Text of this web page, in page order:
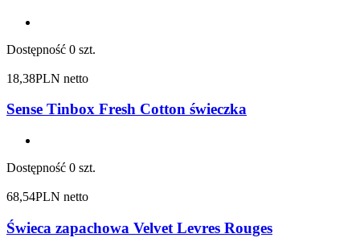
Dostępność 0 szt.
18,38PLN netto
Sense Tinbox Fresh Cotton świeczka
Dostępność 0 szt.
68,54PLN netto
Świeca zapachowa Velvet Levres Rouges